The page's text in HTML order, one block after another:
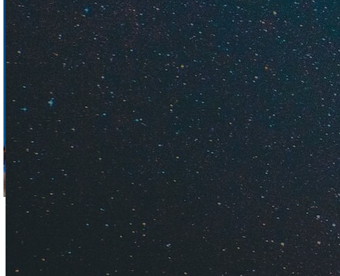
Полезная информация